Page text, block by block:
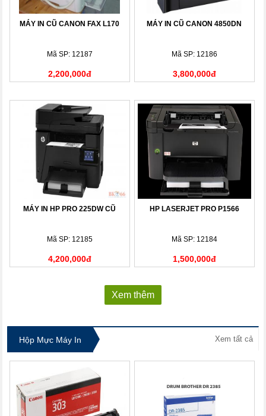
MÁY IN CŨ CANON FAX L170
Mã SP: 12187
2,200,000đ
MÁY IN CŨ CANON 4850DN
Mã SP: 12186
3,800,000đ
MÁY IN HP PRO 225DW CŨ
Mã SP: 12185
4,200,000đ
HP LASERJET PRO P1566
Mã SP: 12184
1,500,000đ
Xem thêm
Hộp Mực Máy In Xem tất cả